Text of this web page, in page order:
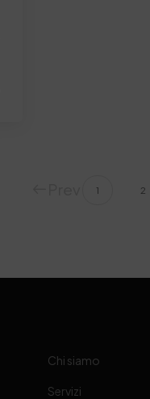
1 2
Chi siamo
Servizi